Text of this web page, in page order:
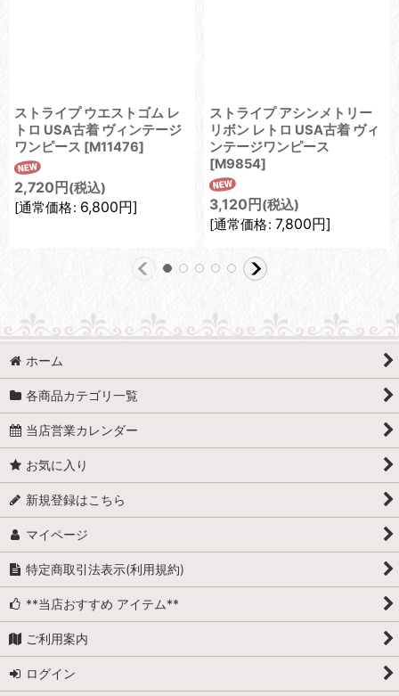
ストライプ ウエストゴム レ
トロ USA古着 ヴィンテージ
ワンピース [M11476]
2,720 円 (税込)
[通常価格: 6,800円]
ストライプ アシンメトリー
リボン レトロ USA古着 ヴィ
ンテージワンピース
[M9854]
3,120 円 (税込)
[通常価格: 7,800円]
ホーム
各商品カテゴリ一覧
当店営業カレンダー
お気に入り
新規登録はこちら
マイページ
特定商取引法表示(利用規約)
**当店おすすめ アイテム**
ご利用案内
ログイン